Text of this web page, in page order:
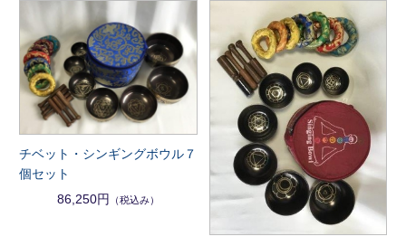
チベット・シンギングボウル７
個セット
86,250円 （税込み）